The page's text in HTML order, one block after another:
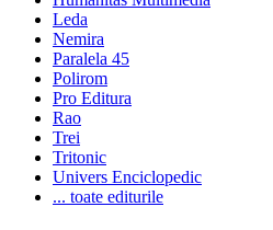
Leda
Nemira
Paralela 45
Polirom
Pro Editura
Rao
Trei
Tritonic
Univers Enciclopedic
... toate editurile